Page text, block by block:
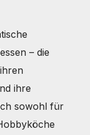
– die
ihre
sowohl für